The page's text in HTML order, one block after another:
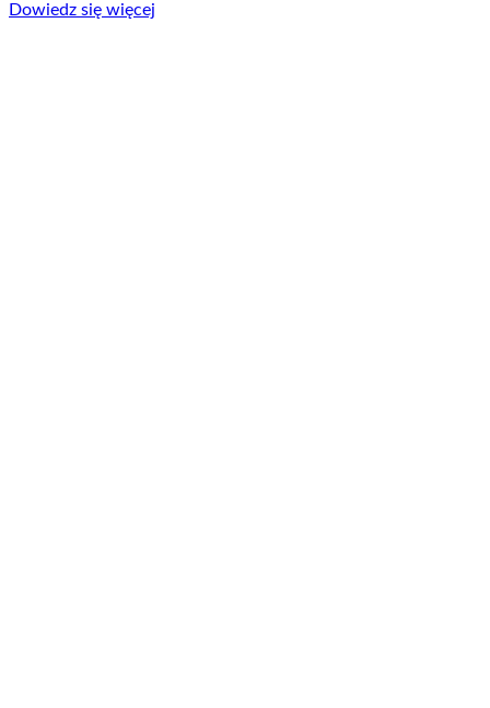
Dowiedz się więcej